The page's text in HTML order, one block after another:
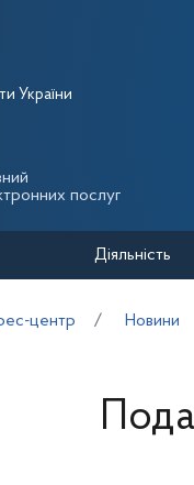
України
послуг
Діяльність
центр Новини